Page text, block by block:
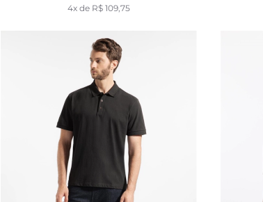
4x de R$ 109,75